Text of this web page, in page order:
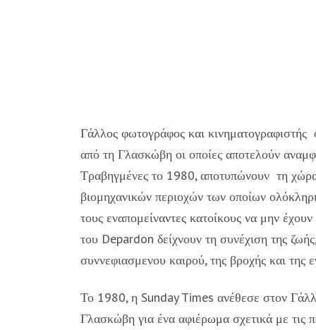
Γάλλος φωτογράφος και
από τη Γλασκώβη οι οποίες αποτελούν
Τραβηγμένες το 1980, αποτυπώνουν τη
βιομηχανικών περιοχών των οποίων
τους εναπομείναντες κατοίκους να μην
του Depardon δείχνουν τη συνέχιση της
συννεφιασμενου καιρού, της βροχής και της
Το 1980, η Sunday Times ανέθεσε στον
Γλασκώβη για ένα αφιέρωμα σχετικά με τις